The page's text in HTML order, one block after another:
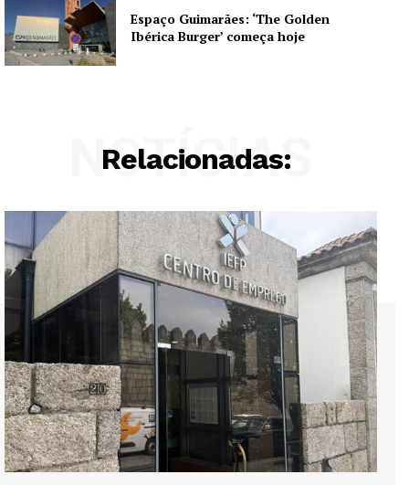
Espaço Guimarães: ‘The Golden
Ibérica Burger’ começa hoje
Relacionadas:
NOTÍCIAS